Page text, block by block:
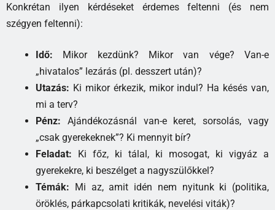
Konkrétan ilyen kérdéseket érdemes feltenni (és nem
szégyen feltenni):
Idő: Mikor kezdünk? Mikor van vége? Van-e
„hivatalos” lezárás (pl. desszert után)?
Utazás: Ki mikor érkezik, mikor indul? Ha késés van,
mi a terv?
Pénz: Ajándékozásnál van-e keret, sorsolás, vagy
„csak gyerekeknek”? Ki mennyit bír?
Feladat: Ki főz, ki tálal, ki mosogat, ki vigyáz a
gyerekekre, ki beszélget a nagyszülőkkel?
Témák: Mi az, amit idén nem nyitunk ki (politika,
öröklés, párkapcsolati kritikák, nevelési viták)?